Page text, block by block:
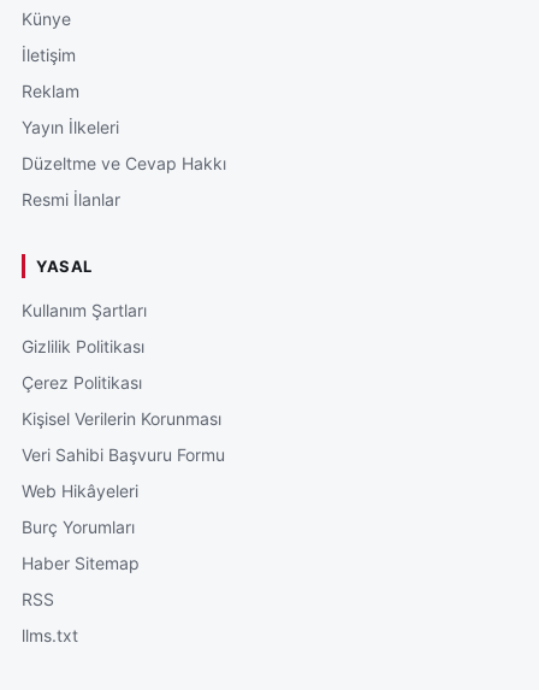
Künye
İletişim
Reklam
Yayın İlkeleri
Düzeltme ve Cevap Hakkı
Resmi İlanlar
YASAL
Kullanım Şartları
Gizlilik Politikası
Çerez Politikası
Kişisel Verilerin Korunması
Veri Sahibi Başvuru Formu
Web Hikâyeleri
Burç Yorumları
Haber Sitemap
RSS
llms.txt